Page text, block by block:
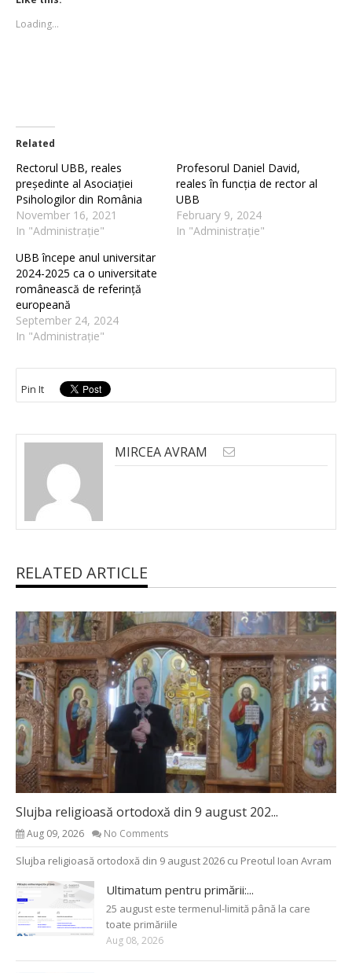
in
window)
Loading...
Related
Rectorul UBB, reales
președinte al Asociației
Psihologilor din România
November 16, 2021
In "Administrație"
Profesorul Daniel David,
reales în funcția de rector al
UBB
February 9, 2024
In "Administrație"
UBB începe anul universitar
2024-2025 ca o universitate
românească de referință
europeană
September 24, 2024
In "Administrație"
Pin It
MIRCEA AVRAM
RELATED ARTICLE
Slujba religioasă ortodoxă din 9 august 202...
Aug 09, 2026 No Comments
Slujba religioasă ortodoxă din 9 august 2026 cu Preotul Ioan Avram
Ultimatum pentru primării:...
25 august este termenul-limită până la care
toate primăriile
Aug 08, 2026